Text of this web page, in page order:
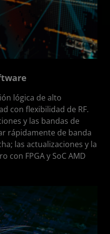
lógica de alto
con flexibilidad de RF.
y las bandas de
rápidamente de banda
las actualizaciones y la
con FPGA y SoC AMD